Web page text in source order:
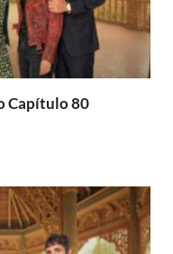
Capítulo 80